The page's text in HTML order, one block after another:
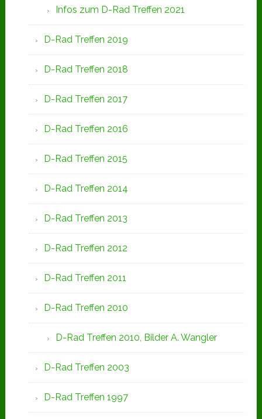
Infos zum D-Rad Treffen 2021
D-Rad Treffen 2019
D-Rad Treffen 2018
D-Rad Treffen 2017
D-Rad Treffen 2016
D-Rad Treffen 2015
D-Rad Treffen 2014
D-Rad Treffen 2013
D-Rad Treffen 2012
D-Rad Treffen 2011
D-Rad Treffen 2010
D-Rad Treffen 2010, Bilder A. Wangler
D-Rad Treffen 2003
D-Rad Treffen 1997